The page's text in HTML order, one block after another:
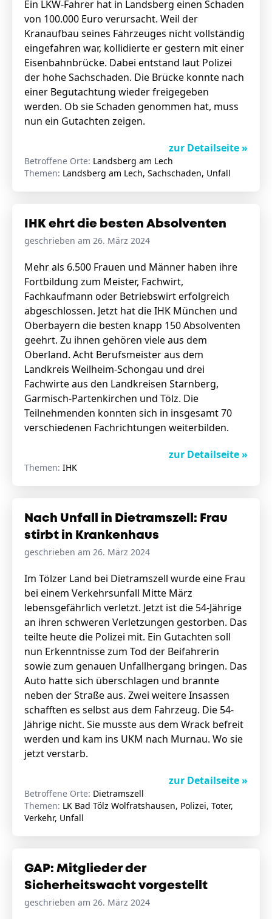
Ein LKW-Fahrer hat in Landsberg einen Schaden
von 100.000 Euro verursacht. Weil der
Kranaufbau seines Fahrzeuges nicht vollständig
eingefahren war, kollidierte er gestern mit einer
Eisenbahnbrücke. Dabei entstand laut Polizei
der hohe Sachschaden. Die Brücke konnte nach
einer Begutachtung wieder freigegeben
werden. Ob sie Schaden genommen hat, muss
nun ein Gutachten zeigen.
zur Detailseite »
Betroffene Orte: Landsberg am Lech
Themen: Landsberg am Lech, Sachschaden, Unfall
IHK ehrt die besten Absolventen
geschrieben am 26. März 2024
Mehr als 6.500 Frauen und Männer haben ihre
Fortbildung zum Meister, Fachwirt,
Fachkaufmann oder Betriebswirt erfolgreich
abgeschlossen. Jetzt hat die IHK München und
Oberbayern die besten knapp 150 Absolventen
geehrt. Zu ihnen gehören viele aus dem
Oberland. Acht Berufsmeister aus dem
Landkreis Weilheim-Schongau und drei
Fachwirte aus den Landkreisen Starnberg,
Garmisch-Partenkirchen und Tölz. Die
Teilnehmenden konnten sich in insgesamt 70
verschiedenen Fachrichtungen weiterbilden.
zur Detailseite »
Themen: IHK
Nach Unfall in Dietramszell: Frau
stirbt in Krankenhaus
geschrieben am 26. März 2024
Im Tölzer Land bei Dietramszell wurde eine Frau
bei einem Verkehrsunfall Mitte März
lebensgefährlich verletzt. Jetzt ist die 54-Jährige
an ihren schweren Verletzungen gestorben. Das
teilte heute die Polizei mit. Ein Gutachten soll
nun Erkenntnisse zum Tod der Beifahrerin
sowie zum genauen Unfallhergang bringen. Das
Auto hatte sich überschlagen und brannte
neben der Straße aus. Zwei weitere Insassen
schafften es selbst aus dem Fahrzeug. Die 54-
Jährige nicht. Sie musste aus dem Wrack befreit
werden und kam ins UKM nach Murnau. Wo sie
jetzt verstarb.
zur Detailseite »
Betroffene Orte: Dietramszell
Themen: LK Bad Tölz Wolfratshausen, Polizei, Toter,
Verkehr, Unfall
GAP: Mitglieder der
Sicherheitswacht vorgestellt
geschrieben am 26. März 2024